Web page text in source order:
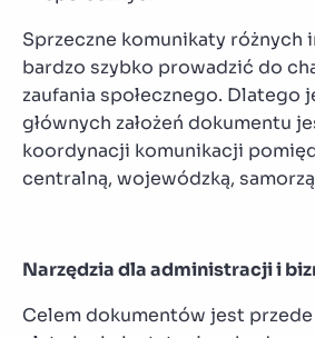
Sprzeczne komunikaty różnych
bardzo szybko prowadzić do
zaufania społecznego. Dlatego
głównych założeń dokumentu
koordynacji komunikacji
centralną, wojewódzką,
Narzędzia dla administracji i
Celem dokumentów jest